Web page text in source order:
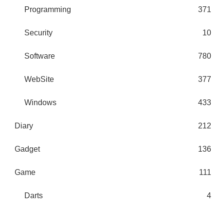
Programming 371
Security 10
Software 780
WebSite 377
Windows 433
Diary 212
Gadget 136
Game 111
Darts 4